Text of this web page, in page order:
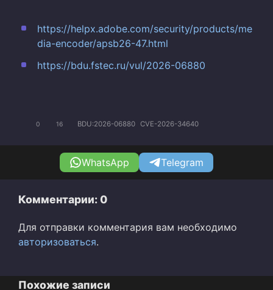
https://helpx.adobe.com/security/products/me
dia-encoder/apsb26-47.html
https://bdu.fstec.ru/vul/2026-06880
0 16 BDU:2026-06880 CVE-2026-34640
WhatsApp Telegram
Комментарии: 0
Для отправки комментария вам необходимо
авторизоваться.
Похожие записи